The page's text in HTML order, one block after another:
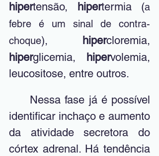
hipertensão, hipertermia (a
febre é um sinal de contra-
choque), hiper
hiperglicemia, hipervolemia,
leucositose, entre outros.
identificar inchaço e aumento
da atividade secretora do
córtex adrenal. Há tendência